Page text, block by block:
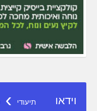
וידאו תיעודי ›